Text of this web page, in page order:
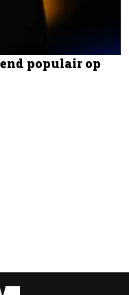
populair op